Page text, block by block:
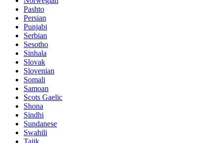
Pashto
Persian
Punjabi
Serbian
Sesotho
Sinhala
Slovak
Slovenian
Somali
Samoan
Scots Gaelic
Shona
Sindhi
Sundanese
Swahili
Tajik